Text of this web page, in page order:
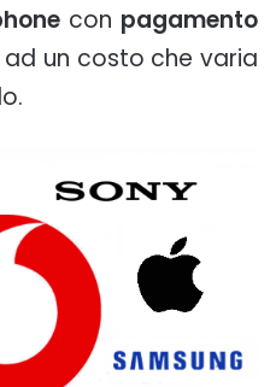
con pagamento
ad un costo che varia